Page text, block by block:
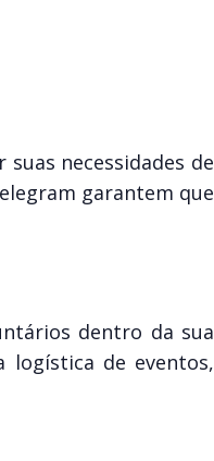
necessidades de
garantem que
dentro da sua
logística de eventos,